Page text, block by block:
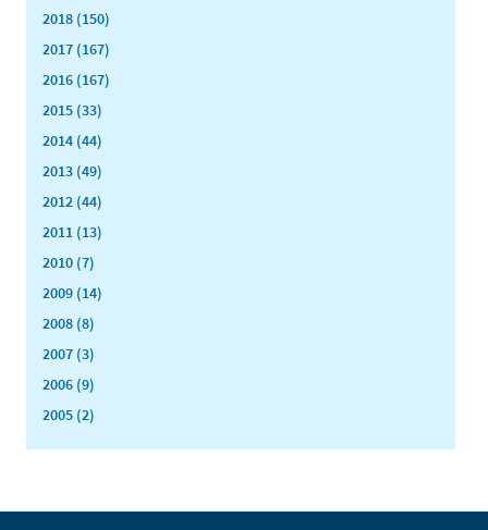
2018 (150)
2017 (167)
2016 (167)
2015 (33)
2014 (44)
2013 (49)
2012 (44)
2011 (13)
2010 (7)
2009 (14)
2008 (8)
2007 (3)
2006 (9)
2005 (2)